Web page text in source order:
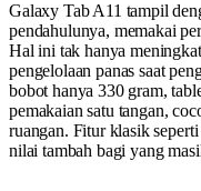
Galaxy Tab A11 tampil
pendahulunya, memakai
Hal ini tak hanya
pengelolaan panas saat
bobot hanya 330 gram,
pemakaian satu tangan,
ruangan. Fitur klasik
nilai tambah bagi yang